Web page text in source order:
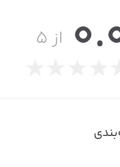
آخرین وضعیت کارکرد
از ۵